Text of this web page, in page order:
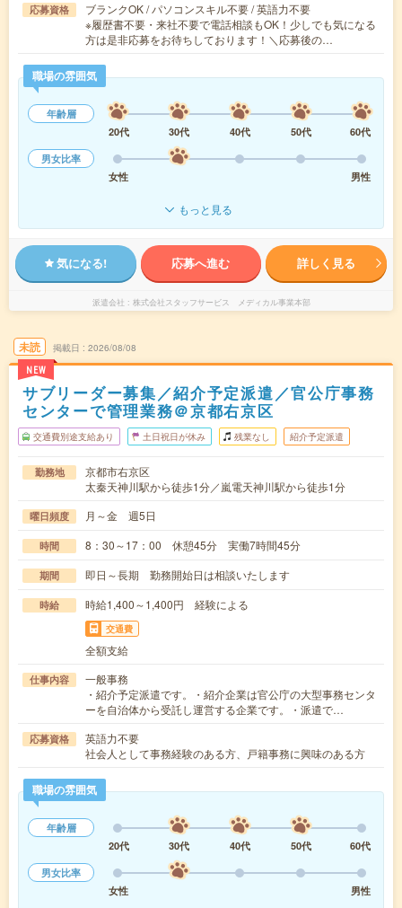
応募資格
ブランクOK / パソコンスキル不要 / 英語力不要
※履歴書不要・来社不要で電話相談もOK！少しでも気になる
方は是非応募をお待ちしております！＼応募後の…
職場の雰囲気
年齢層
20代
30代 40代 50代
60代
男女比率
女性
男性
もっと見る
気になる! 応募へ進む 詳しく見る
派遣会社 株式会社スタッフサービス メディカル事業本部
未読
NEW
掲載日 2026/08/08
サブリーダー募集／紹介予定派遣／官公庁事務
センターで管理業務＠京都右京区
交通費別途支給あり 土日祝日が休み 残業なし 紹介予定派遣
勤務地
京都市右京区
太秦天神川駅から徒歩1分／嵐電天神川駅から徒歩1分
曜日頻度 月～金 週5日
時間 8：30～17：00 休憩45分 実働7時間45分
期間 即日～長期 勤務開始日は相談いたします
時給 時給1,400～1,400円 経験による
交通費
全額支給
仕事内容
一般事務
・紹介予定派遣です。・紹介企業は官公庁の大型事務センタ
ーを自治体から受託し運営する企業です。・派遣で…
応募資格
英語力不要
社会人として事務経験のある方、戸籍事務に興味のある方
職場の雰囲気
年齢層
20代
30代 40代 50代
60代
男女比率
女性
男性